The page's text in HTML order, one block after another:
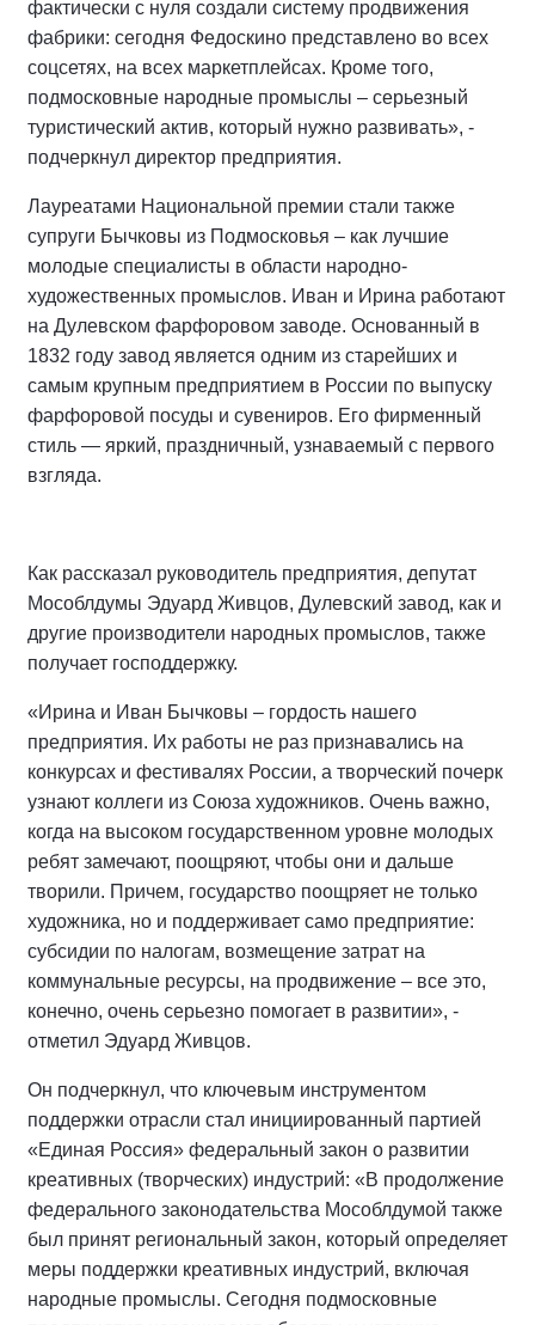
фактически с нуля создали систему продвижения
фабрики: сегодня Федоскино представлено во всех
соцсетях, на всех маркетплейсах. Кроме того,
подмосковные народные промыслы – серьезный
туристический актив, который нужно развивать», -
подчеркнул директор предприятия.
Лауреатами Национальной премии стали также
супруги Бычковы из Подмосковья – как лучшие
молодые специалисты в области народно-
художественных промыслов. Иван и Ирина работают
на Дулевском фарфоровом заводе. Основанный в
1832 году завод является одним из старейших и
самым крупным предприятием в России по выпуску
фарфоровой посуды и сувениров. Его фирменный
стиль — яркий, праздничный, узнаваемый с первого
взгляда.
Как рассказал руководитель предприятия, депутат
Мособлдумы Эдуард Живцов, Дулевский завод, как и
другие производители народных промыслов, также
получает господдержку.
«Ирина и Иван Бычковы – гордость нашего
предприятия. Их работы не раз признавались на
конкурсах и фестивалях России, а творческий почерк
узнают коллеги из Союза художников. Очень важно,
когда на высоком государственном уровне молодых
ребят замечают, поощряют, чтобы они и дальше
творили. Причем, государство поощряет не только
художника, но и поддерживает само предприятие:
субсидии по налогам, возмещение затрат на
коммунальные ресурсы, на продвижение – все это,
конечно, очень серьезно помогает в развитии», -
отметил Эдуард Живцов.
Он подчеркнул, что ключевым инструментом
поддержки отрасли стал инициированный партией
«Единая Россия» федеральный закон о развитии
креативных (творческих) индустрий: «В продолжение
федерального законодательства Мособлдумой также
был принят региональный закон, который определяет
меры поддержки креативных индустрий, включая
народные промыслы. Сегодня подмосковные